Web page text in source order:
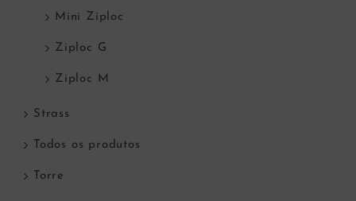
Mini Ziploc
Ziploc G
Ziploc M
Strass
Todos os produtos
Torre